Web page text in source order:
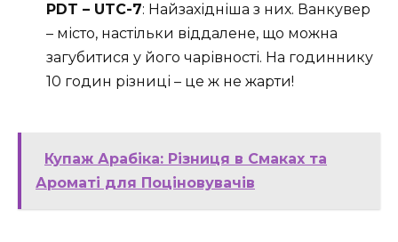
PDT – UTC-7: Найзахідніша з них. Ванкувер
– місто, настільки віддалене, що можна
загубитися у його чарівності. На годиннику
10 годин різниці – це ж не жарти!
Купаж Арабіка: Різниця в Смаках та
Ароматі для Поціновувачів